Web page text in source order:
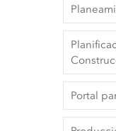
Portal